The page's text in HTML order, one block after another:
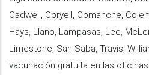
Cadwell, Coryell, Comanche,
Hays, Llano, Lampasas, Lee,
Limestone, San Saba, Travis,
vacunación gratuita en las